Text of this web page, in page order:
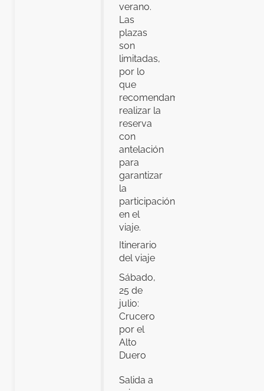
verano.
Las
plazas
son
limitadas,
por lo
que
recomendamos
realizar la
reserva
con
antelación
para
garantizar
la
participación
en el
viaje.
Itinerario
del viaje
Sábado,
25 de
julio:
Crucero
por el
Alto
Duero
Salida a